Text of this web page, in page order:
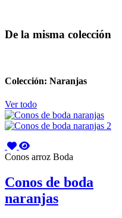
De la misma colección
Colección: Naranjas
Ver todo
Conos arroz Boda
Conos de boda
naranjas